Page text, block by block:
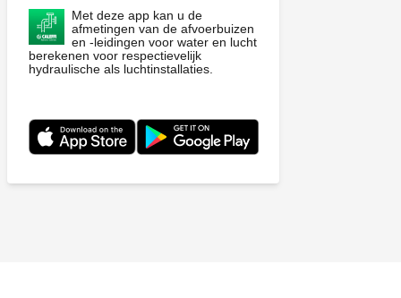
Met deze app kan u de
afmetingen van de afvoerbuizen
en -leidingen voor water en lucht
berekenen voor respectievelijk
hydraulische als luchtinstallaties.